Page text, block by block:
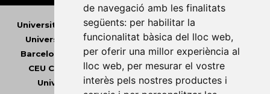
de navegació amb les finalitats
següents: per habilitar la
funcionalitat bàsica del lloc web,
per oferir una millor experiència al
lloc web, per mesurar el vostre
interès pels nostres productes i
Universitat Abat Oliba CEU•Universitat d'Alacant
Universitat d'Andorra•Universitat Autònoma de
Barcelona
Universitat de Barcelona•Universitat
CEU Cardenal Herrera•Universitat de Girona
Universitat de les Illes Balears•Universitat